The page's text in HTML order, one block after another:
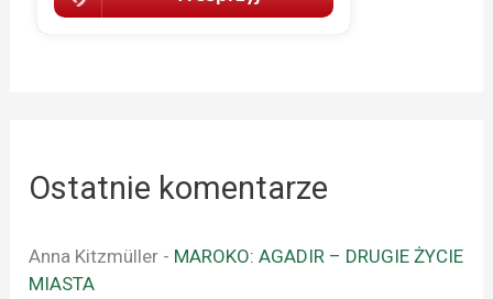
Ostatnie komentarze
Anna Kitzmüller - MAROKO: AGADIR – DRUGIE ŻYCIE
MIASTA